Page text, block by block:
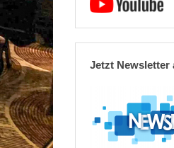
Jetzt Newsletter